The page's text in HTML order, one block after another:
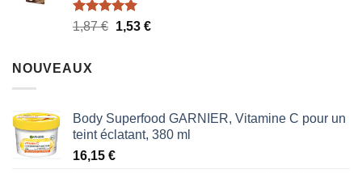
Note5.00
1,87€ Le
1,53 €Le
NOUVEAUX
Body Superfood GARNIER, Vitamine C pour un
teint éclatant, 380 ml
16,15 €